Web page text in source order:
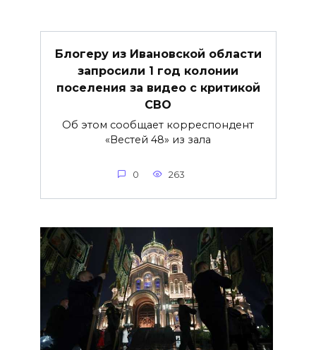
Блогеру из Ивановской области
запросили 1 год колонии
поселения за видео с критикой
СВО
Об этом сообщает корреспондент
«Вестей 48» из зала
0 263